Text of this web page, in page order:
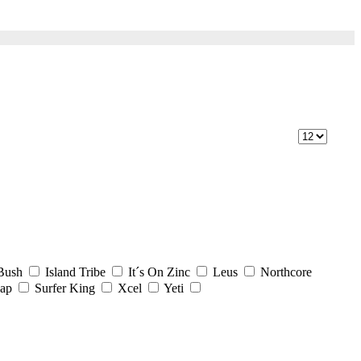
Island Tribe It´s On Zinc Leus
Northcore
Surfer King Xcel Yeti